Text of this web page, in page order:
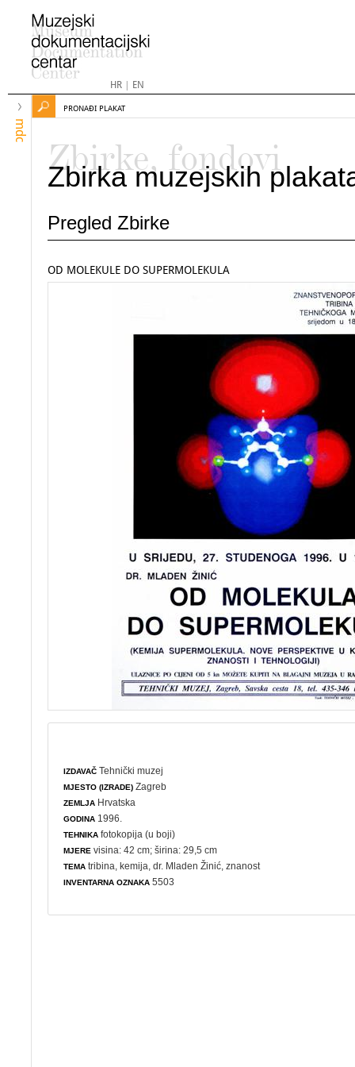
HR| EN
mdc
PRONAĐI PLAKAT
Zbirke, fondovi
Zbirka muzejskih
Pregled Zbirke
OD MOLEKULE DO SUPERMOLEKULA
IZDAVAČ Tehnički muzej
MJESTO (IZRADE) Zagreb
ZEMLJA Hrvatska
GODINA 1996.
TEHNIKA fotokopija (u boji)
MJERE visina: 42 cm; širina: 29,5 cm
TEMA tribina ,kemija , dr. Mladen Žinić,znanost
INVENTARNA OZNAKA 5503